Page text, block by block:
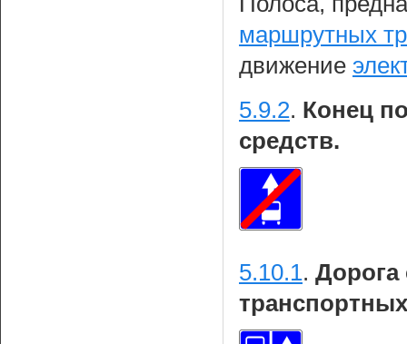
маршрутных
движение
5.9.2. Конец
средств.
5.10.1.